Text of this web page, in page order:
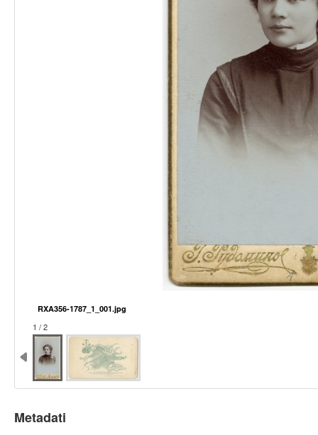
RXA356-1787_1_001.jpg
1 / 2
Metadati